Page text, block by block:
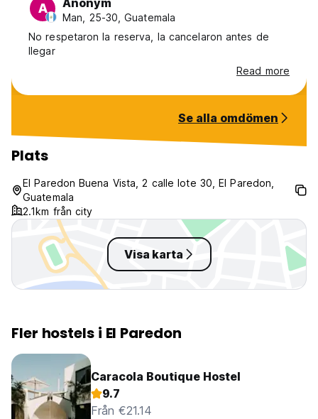
A Anonym
Man, 25-30, Guatemala
No respetaron la reserva, la cancelaron antes de
llegar
Read more
Se alla omdömen
Plats
El Paredon Buena Vista, 2 calle lote 30, El Paredon,
Guatemala
2.1km från city
Visa karta
Fler hostels i El Paredon
Caracola Boutique Hostel
9.7
Från €21.14